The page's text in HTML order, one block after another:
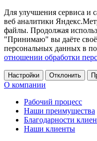
Для улучшения сервиса и
веб аналитики
файлы. Продолжая
"Принимаю" вы даёте своё
персональных данных в
отношении обработки
Настройки Отклонить
О компании
Рабочий процесс
Наши преимущества
Благодарности
Наши клиенты